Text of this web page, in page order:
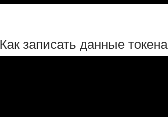
Как записать данные токена